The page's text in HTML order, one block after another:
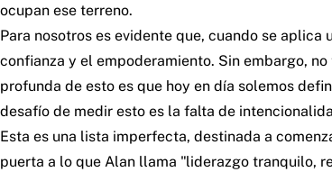
ocupan ese terreno.
Para nosotros es evidente que, cuando se
confianza y el empoderamiento. Sin embargo,
profunda de esto es que hoy en día solemos
desafío de medir esto es la falta de
Esta es una lista imperfecta, destinada a
puerta a lo que Alan llama "liderazgo tranquilo,